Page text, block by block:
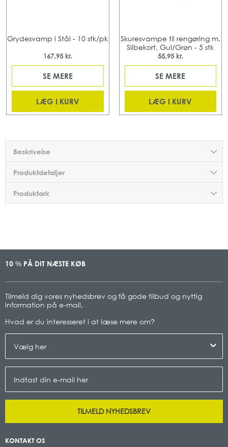
Grydesvamp i Stål - 10 stk/pk
167,95 kr.
SE MERE
LÆG I KURV
Skuresvampe til rengøring m.
Slibekort, Gul/Grøn - 5 stk
55,95 kr.
SE MERE
LÆG I KURV
Beskrivelse
Produktdetaljer
Produktark
10 % PÅ DIT NÆSTE KØB
Tilmeld dig vores nyhedsbrev og få gode tilbud og nyttig
information på e-mail.
Hvad er du interesseret i at læse mere om?
TILMELD NYHEDSBREV
KONTAKT OS